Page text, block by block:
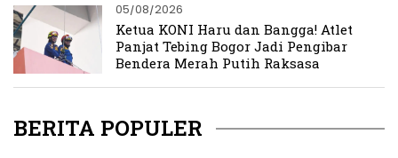
05/08/2026
Ketua KONI Haru dan Bangga! Atlet
Panjat Tebing Bogor Jadi Pengibar
Bendera Merah Putih Raksasa
BERITA POPULER